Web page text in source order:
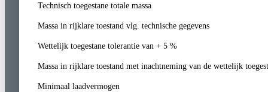
Technisch toegestane totale massa
Massa in rijklare toestand vlg. technische gegevens
Wettelijk toegestane tolerantie van + 5 %
Massa in rijklare toestand met inachtneming van de wettelijk
Minimaal laadvermogen